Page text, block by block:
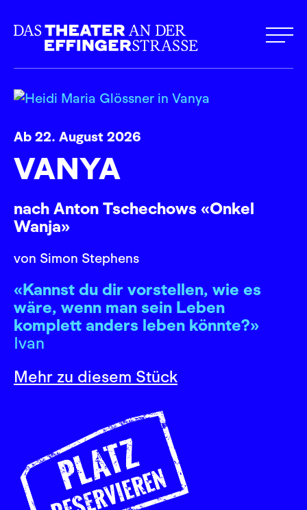
Ab 22. August 2026
VANYA
nach Anton Tschechows «Onkel
Wanja»
von Simon Stephens
«Kannst du dir vorstellen, wie es
wäre, wenn man sein Leben
komplett anders leben könnte?»
Ivan
Mehr zu diesem Stück